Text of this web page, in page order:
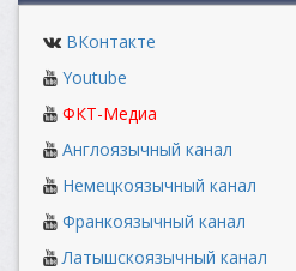
ВКонтакте
Youtube
ФКТ-Медиа
Англоязычный канал
Немецкоязычный канал
Франкоязычный канал
Латышскоязычный канал